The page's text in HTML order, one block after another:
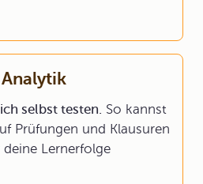
selbst testen. So kannst
Prüfungen und Klausuren
Lernerfolge